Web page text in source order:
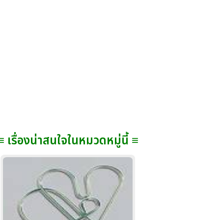
เรื่องน่าสนใจในหมวดหมู่นี้ ≡